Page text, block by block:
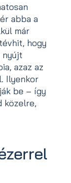
abba a
már
hogy
nyújt
azaz az
Ilyenkor
be – így
közelre,